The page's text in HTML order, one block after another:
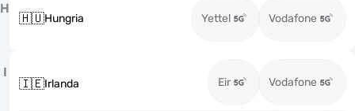
H
🇭🇺Hungria Yettel Vodafone
I
🇮🇪Irlanda Eir Vodafone